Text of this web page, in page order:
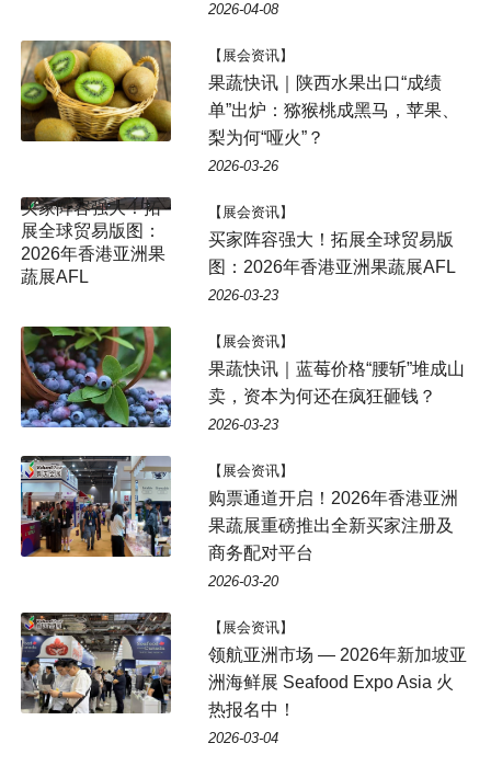
2026-04-08
【展会资讯】
果蔬快讯｜陕西水果出口“成绩
单”出炉：猕猴桃成黑马，苹果、
梨为何“哑火”？
2026-03-26
【展会资讯】
买家阵容强大！拓展全球贸易版
图：2026年香港亚洲果蔬展AFL
2026-03-23
【展会资讯】
果蔬快讯｜蓝莓价格“腰斩”堆成山
卖，资本为何还在疯狂砸钱？
2026-03-23
【展会资讯】
购票通道开启！2026年香港亚洲
果蔬展重磅推出全新买家注册及
商务配对平台
2026-03-20
【展会资讯】
领航亚洲市场 — 2026年新加坡亚
洲海鲜展 Seafood Expo Asia 火
热报名中！
2026-03-04